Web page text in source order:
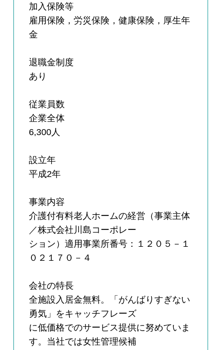
加入保険等
雇用保険，労災保険，健康保険，厚生年
金
退職金制度
あり
従業員数
企業全体
6,300人
設立年
平成2年
事業内容
介護付有料老人ホームの経営（事業主体
／株式会社川島コーポレー
ション）適用事業所番号：１２０５－１
０２１７０－４
会社の特長
全施設入居金無料。「がんばりすぎない
勇気」をキャッチフレーズ
に低価格でのサービス提供に努めていま
す。当社では女性管理候補